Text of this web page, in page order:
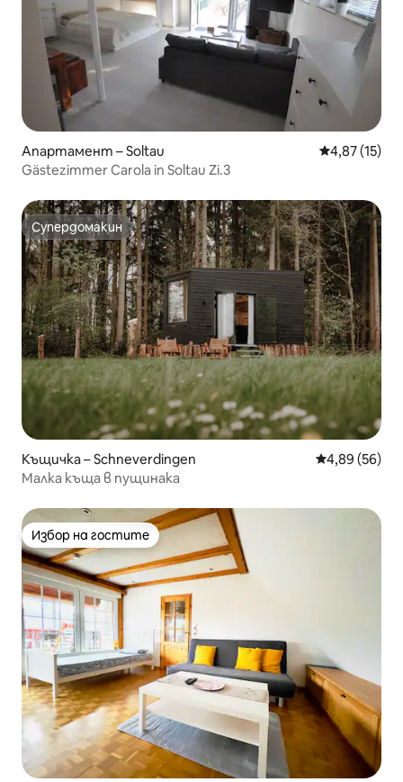
Апартамент – Soltau Средна
4,87 (15)
Gästezimmer Carola in Soltau Zi.3
Супердомакин
Супердомакин
Къщичка – Schneverdingen Средна
4,89 (56)
Малка къща в пущинака
Избор на гостите
Избор на гостите